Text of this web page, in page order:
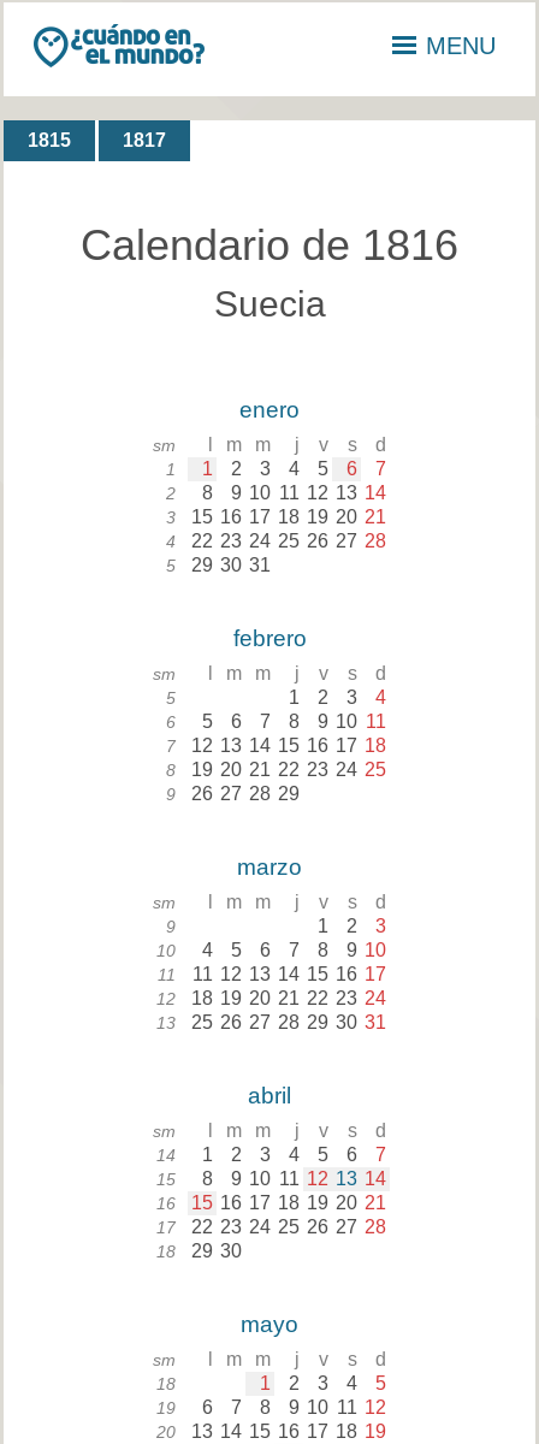
MENU
1815 1817
Calendario de 1816
Suecia
enero
sm m m j v s d
1 1 2 3 4 5 6 7
2 8 9 10 11 12 13 14
3 15 16 17 18 19 20 21
4 22 23 24 25 26 27 28
5 29 30 31
febrero
sm m m j v s d
5 1 2 3 4
6 5 6 7 8 9 10 11
7 12 13 14 15 16 17 18
8 19 20 21 22 23 24 25
9 26 27 28 29
marzo
sm m m j v s d
9 1 2 3
10 4 5 6 7 8 9 10
11 11 12 13 14 15 16 17
12 18 19 20 21 22 23 24
13 25 26 27 28 29 30 31
abril
sm m m j v s d
14 1 2 3 4 5 6 7
15 8 9 10 11 12 13 14
16 15 16 17 18 19 20 21
17 22 23 24 25 26 27 28
18 29 30
mayo
sm m m j v s d
18 1 2 3 4 5
19 6 7 8 9 10 11 12
20 13 14 15 16 17 18 19